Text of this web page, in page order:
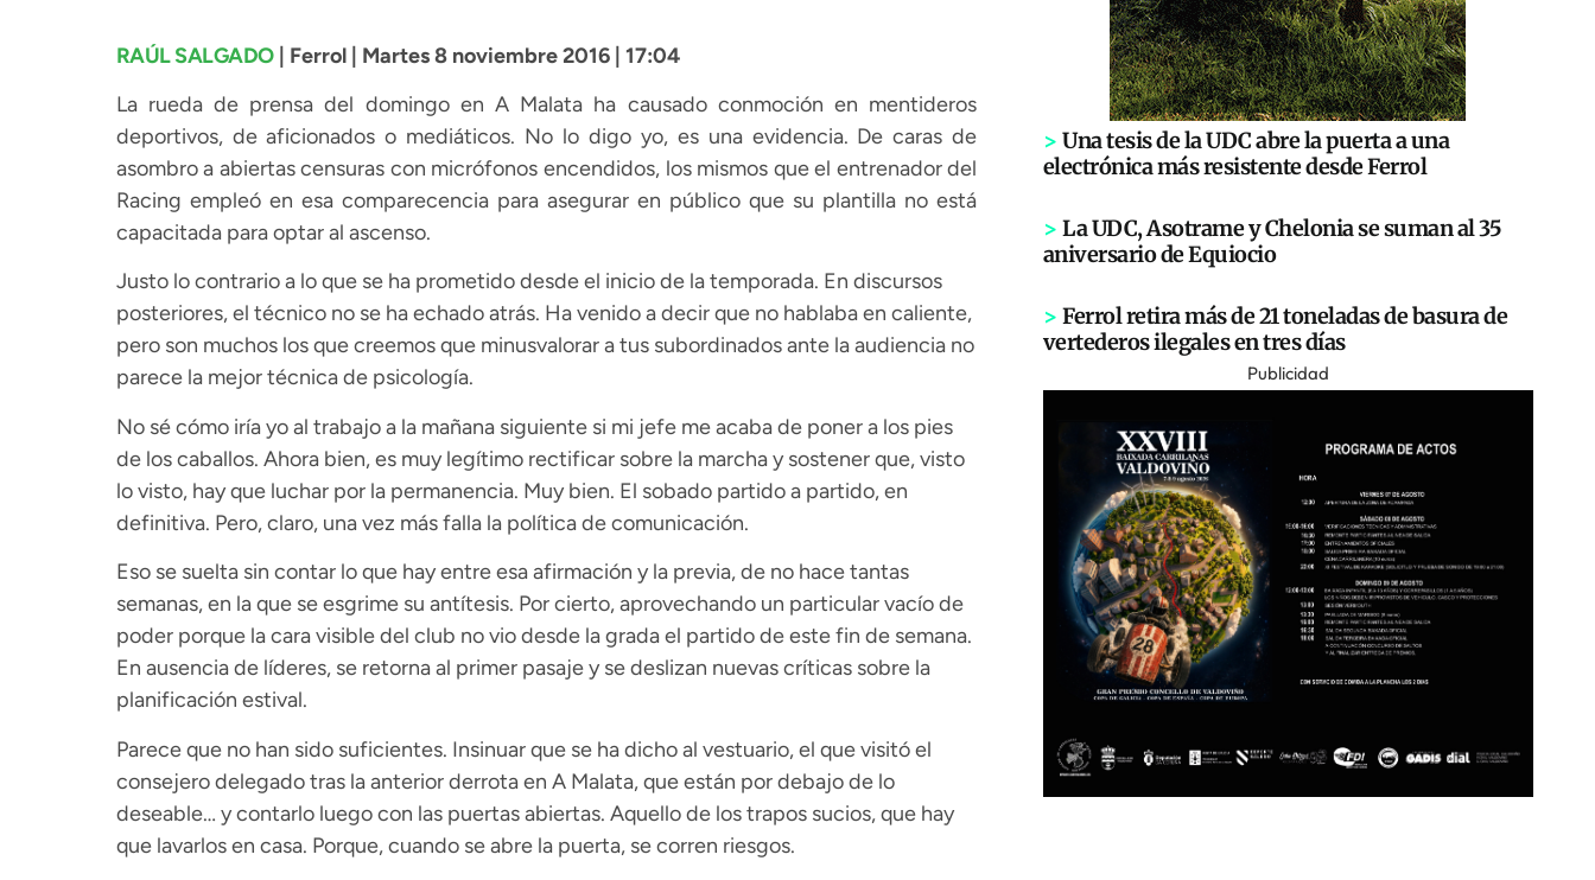
RAÚL SALGADO| Ferrol | Martes 8 noviembre 2016 | 17:04
La rueda de prensa del domingo en A Malata ha causado conmoción en mentideros
deportivos, de aficionados o mediáticos. No lo digo yo, es una evidencia. De caras de
asombro a abiertas censuras con micrófonos encendidos, los mismos que el entrenador del
Racing empleó en esa comparecencia para asegurar en público que su plantilla no está
capacitada para optar al ascenso.
Justo lo contrario a lo que se ha prometido desde el inicio de la temporada. En discursos
posteriores, el técnico no se ha echado atrás. Ha venido a decir que no hablaba en caliente,
pero son muchos los que creemos que minusvalorar a tus subordinados ante la audiencia no
parece la mejor técnica de psicología.
No sé cómo iría yo al trabajo a la mañana siguiente si mi jefe me acaba de poner a los pies
de los caballos. Ahora bien, es muy legítimo rectificar sobre la marcha y sostener que, visto
lo visto, hay que luchar por la permanencia. Muy bien. El sobado partido a partido, en
definitiva. Pero, claro, una vez más falla la política de comunicación.
Eso se suelta sin contar lo que hay entre esa afirmación y la previa, de no hace tantas
semanas, en la que se esgrime su antítesis. Por cierto, aprovechando un particular vacío de
poder porque la cara visible del club no vio desde la grada el partido de este fin de semana.
En ausencia de líderes, se retorna al primer pasaje y se deslizan nuevas críticas sobre la
planificación estival.
Parece que no han sido suficientes. Insinuar que se ha dicho al vestuario, el que visitó el
consejero delegado tras la anterior derrota en A Malata, que están por debajo de lo
deseable… y contarlo luego con las puertas abiertas. Aquello de los trapos sucios, que hay
que lavarlos en casa. Porque, cuando se abre la puerta, se corren riesgos.
> Una tesis de la UDC abre la puerta a una
electrónica más resistente desde Ferrol
> La UDC, Asotrame y Chelonia se suman al 35
aniversario de Equiocio
> Ferrol retira más de 21 toneladas de basura de
vertederos ilegales en tres días
Publicidad